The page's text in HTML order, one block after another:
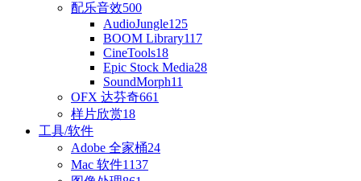
配乐音效500
AudioJungle125
BOOM Library117
CineTools18
Epic Stock Media28
SoundMorph11
OFX 达芬奇661
样片欣赏18
工具/软件
Adobe 全家桶24
Mac 软件1137